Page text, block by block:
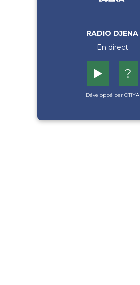
RADIO DJENA
En direct
▶️ ?
Développé par OTIYA